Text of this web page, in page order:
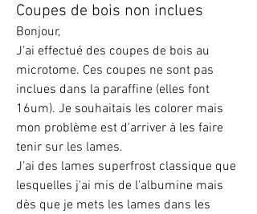
Coupes de bois non inclues
Bonjour,
J'ai effectué des coupes de bois au
microtome. Ces coupes ne sont pas
inclues dans la paraffine (elles font
16um). Je souhaitais les colorer mais
mon problème est d'arriver à les faire
tenir sur les lames.
J'ai des lames superfrost classique que
lesquelles j'ai mis de l'albumine mais
dès que je mets les lames dans les